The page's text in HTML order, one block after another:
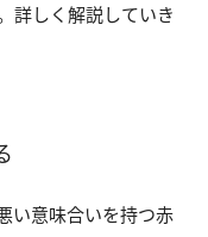
詳しく解説していき
い意味合いを持つ赤